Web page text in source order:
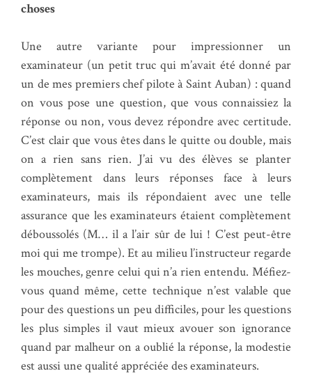
choses
Une autre variante pour impressionner un
examinateur (un petit truc qui m’avait été donné par
un de mes premiers chef pilote à Saint Auban) : quand
on vous pose une question, que vous connaissiez la
réponse ou non, vous devez répondre avec certitude.
C’est clair que vous êtes dans le quitte ou double, mais
on a rien sans rien. J’ai vu des élèves se planter
complètement dans leurs réponses face à leurs
examinateurs, mais ils répondaient avec une telle
assurance que les examinateurs étaient complètement
déboussolés (M… il a l’air sûr de lui ! C’est peut-être
moi qui me trompe). Et au milieu l’instructeur regarde
les mouches, genre celui qui n’a rien entendu. Méfiez-
vous quand même, cette technique n’est valable que
pour des questions un peu difficiles, pour les questions
les plus simples il vaut mieux avouer son ignorance
quand par malheur on a oublié la réponse, la modestie
est aussi une qualité appréciée des examinateurs.